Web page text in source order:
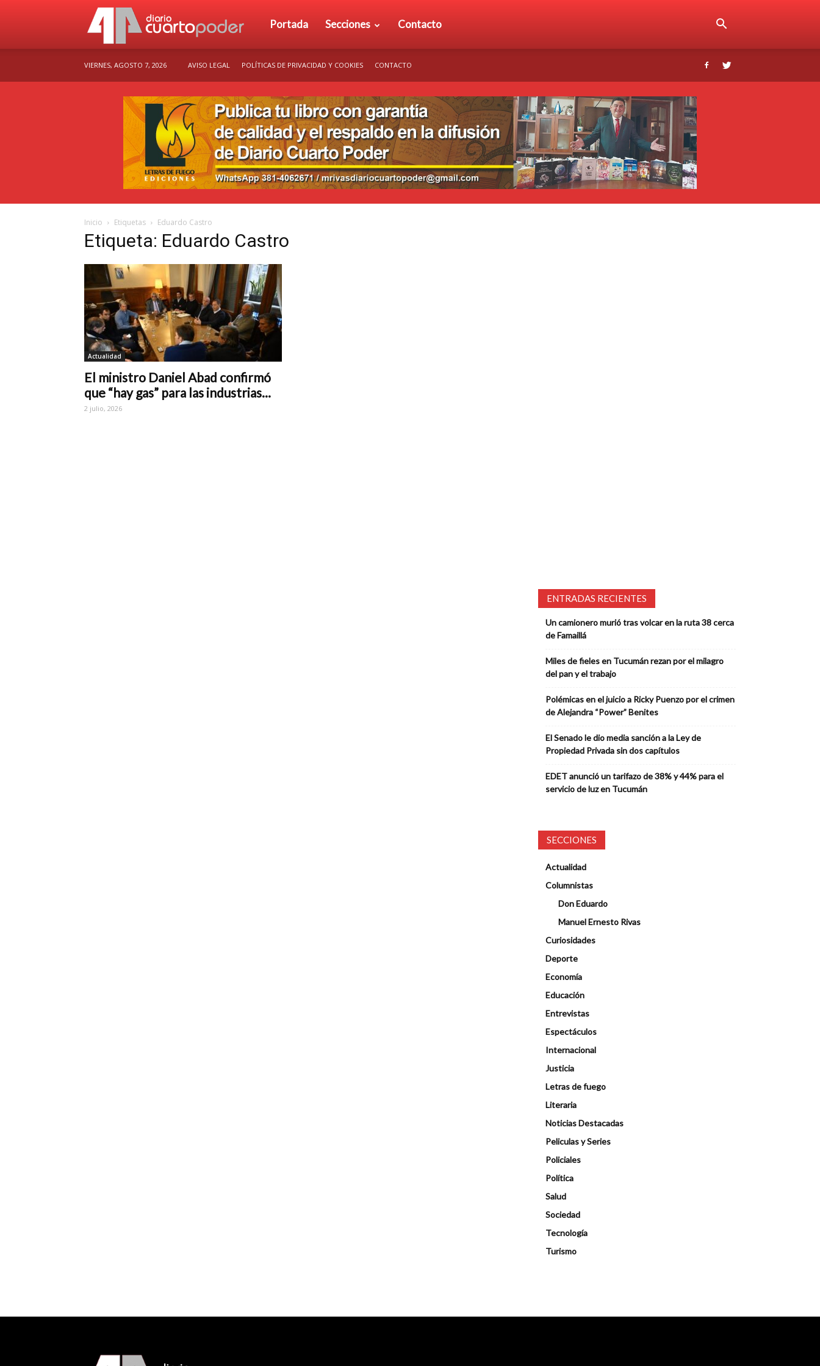
Diario
Poder
Portada Secciones Contacto
VIERNES, AGOSTO 7, 2026 AVISO LEGAL POLÍTICAS DE PRIVACIDAD Y COOKIES CONTACTO
Inicio Etiquetas Eduardo Castro
Etiqueta: Eduardo Castro
Actualidad
El ministro Daniel Abad confirmó
que “hay gas” para las industrias...
2 julio, 2026
ENTRADAS RECIENTES
Un camionero murió tras volcar en la ruta 38 cerca
de Famaillá
Miles de fieles en Tucumán rezan por el milagro
del pan y el trabajo
Polémicas en el juicio a Ricky Puenzo por el crimen
de Alejandra “Power” Benites
El Senado le dio media sanción a la Ley de
Propiedad Privada sin dos capítulos
EDET anunció un tarifazo de 38% y 44% para el
servicio de luz en Tucumán
SECCIONES
Actualidad
Columnistas
Don Eduardo
Manuel Ernesto Rivas
Curiosidades
Deporte
Economía
Educación
Entrevistas
Espectáculos
Internacional
Justicia
Letras de fuego
Literaria
Noticias Destacadas
Peliculas y Series
Policiales
Política
Salud
Sociedad
Tecnología
Turismo